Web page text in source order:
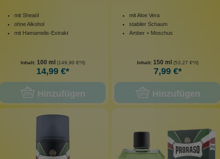
mit Sheaöl
ohne Alkohol
mit Hamamelis-Extrakt
Inhalt: 100 ml (149,90 €*/l)
14,99 €*
Hinzufügen
mit Aloe Vera
stabiler Schaum
Amber + Moschus
Inhalt: 150 ml (53,27 €*/l)
7,99 €*
Hinzufügen